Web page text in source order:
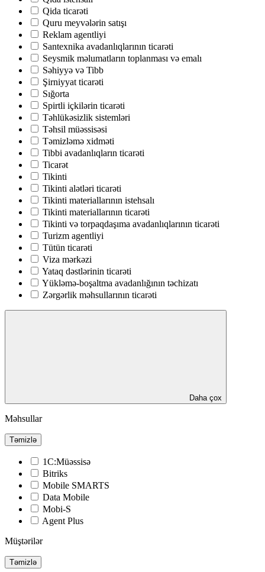
Qida ticarəti
Quru meyvələrin satışı
Reklam agentliyi
Santexnika avadanlıqlarının ticarəti
Seysmik məlumatların toplanması və emalı
Səhiyyə və Tibb
Şirniyyat ticarəti
Sığorta
Spirtli içkilərin ticarəti
Təhlükəsizlik sistemləri
Təhsil müəssisəsi
Təmizləmə xidməti
Tibbi avadanlıqların ticarəti
Ticarət
Tikinti
Tikinti alətləri ticarəti
Tikinti materiallarının istehsalı
Tikinti materiallarının ticarəti
Tikinti və torpaqdaşıma avadanlıqlarının ticarəti
Turizm agentliyi
Tütün ticarəti
Viza mərkəzi
Yataq dəstlərinin ticarəti
Yükləmə-boşaltma avadanlığının təchizatı
Zərgərlik məhsullarının ticarəti
Daha çox
Məhsullar
Təmizlə
1C:Müəssisə
Bitriks
Mobile SMARTS
Data Mobile
Mobi-S
Agent Plus
Müştərilər
Təmizlə